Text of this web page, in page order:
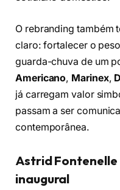
O rebranding também
claro: fortalecer o
guarda-chuva de um
Americano, Marinex,
já carregam valor
passam a ser
contemporânea.
Astrid
inaugural